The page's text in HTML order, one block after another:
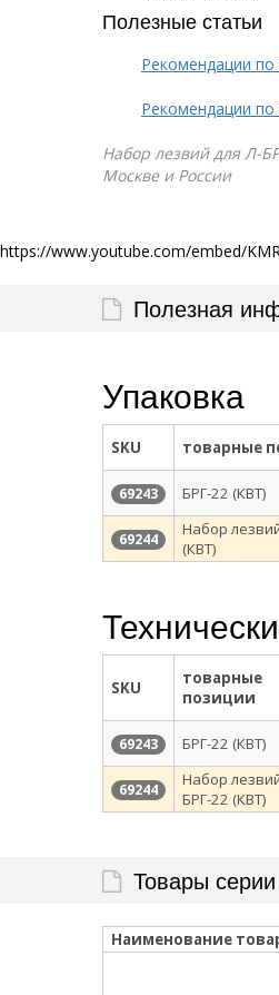
Полезные статьи
Рекомендации по
Рекомендации по
Набор лезвий для Л-
Москве и России
https://www.youtube.com/embed/
Полезная
Упаковка
SKU товарные
69243 БРГ-22 (КВТ)
69244
Набор
(КВТ)
SKU
товарные
позиции
69243 БРГ-22 (КВТ)
69244
Набор
БРГ-22 (КВТ)
Товары
Наименование